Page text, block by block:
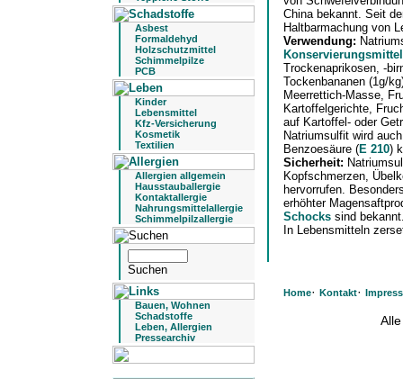
Asbest
Formaldehyd
Holzschutzmittel
Schimmelpilze
PCB
Kinder
Lebensmittel
Kfz-Versicherung
Kosmetik
Textilien
Allergien allgemein
Hausstauballergie
Kontaktallergie
Nahrungsmittelallergie
Schimmelpilzallergie
Bauen, Wohnen
Schadstoffe
Leben, Allergien
Pressearchiv
China bekannt. Seit
Haltbarmachung von
Verwendung:
Konservierungsmittel
Trockenaprikosen, -
Tockenbananen (1g/
Meerrettich-Masse,
Kartoffelgerichte,
auf Kartoffel- oder
Natriumsulfit wird
Benzoesäure (E 210)
Sicherheit:
Kopfschmerzen,
hervorrufen.
erhöhter
Schocks sind
In Lebensmitteln
Home· Kontakt·